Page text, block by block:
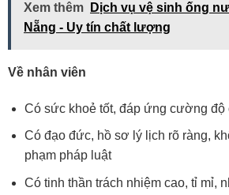
Xem thêm
Dịch vụ vệ sinh ống
Nẵng - Uy tín chất lượng
Về nhân viên
Có sức khoẻ tốt, đáp ứng cường độ
Có đạo đức, hồ sơ lý lịch rõ ràng,
phạm pháp luật
Có tinh thần trách nhiệm cao, tỉ mỉ,